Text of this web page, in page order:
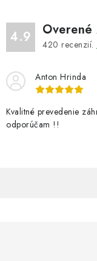
4.9 Overené
420 recenzií.
Anton Hrinda
Kvalitné prevedenie
odporúčam !!